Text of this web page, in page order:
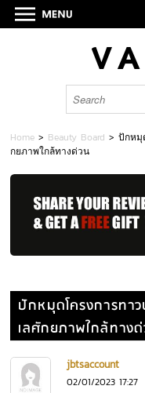
Home > Beauty Board >ปักหมุ
กยภาพใกล้ทางด่วน
ปักหมุดโครงการทา
เลศักยภาพใกล้ทาง
jbtsaccount
02/01/2023 17:27